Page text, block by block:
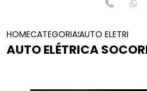
HOMECATEGORIASAUTO ELETRICA
AUTO ELÉTRICA